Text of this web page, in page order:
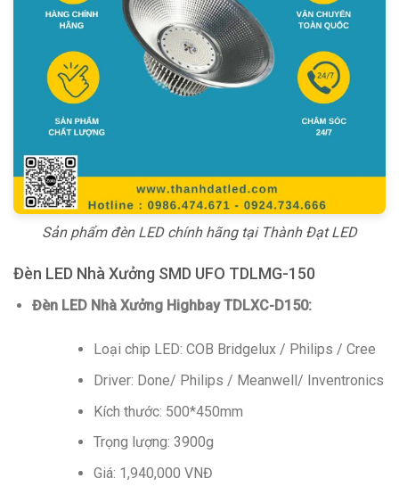
Sản phẩm đèn LED chính hãng tại Thành Đạt LED
Đèn LED Nhà Xưởng SMD UFO TDLMG-150
Đèn LED Nhà Xưởng Highbay TDLXC-D150:
Loại chip LED: COB Bridgelux / Philips / Cree
Driver: Done/ Philips / Meanwell/ Inventronics
Kích thước: 500*450mm
Trọng lượng: 3900g
Giá: 1,940,000 VNĐ